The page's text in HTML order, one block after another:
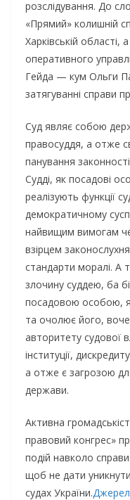
розслідування. До
«Прямий» колишній
Харківській області,
оперативного
Гейда — кум Ольги
затягуванні справи
Суд являє собою
правосуддя, а отже
панування
Судді, як посадові
реалізують функції
демократичному
найвищим вимогам
взірцем
стандарти моралі. А
злочину суддею, ба
посадовою особою,
та очолює його,
авторитету судової
інституції,
а отже є загрозою
держави.
Активна
правовий конгрес»
подій навколо
щоб не дати уникнути
судах України.